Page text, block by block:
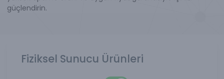
güçlendirin.
Fiziksel Sunucu Ürünleri